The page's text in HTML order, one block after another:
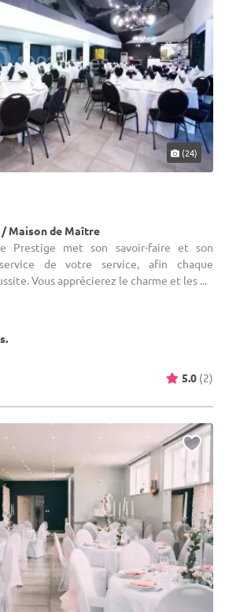
(24)
Maison de Maître
Prestige met son savoir-faire et son
de votre service, afin chaque
Vous apprécierez le charme et les ...
5.0 (2)